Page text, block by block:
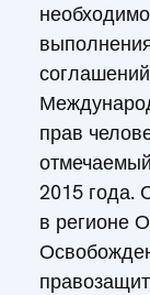
прав
2015 года.
в регионе